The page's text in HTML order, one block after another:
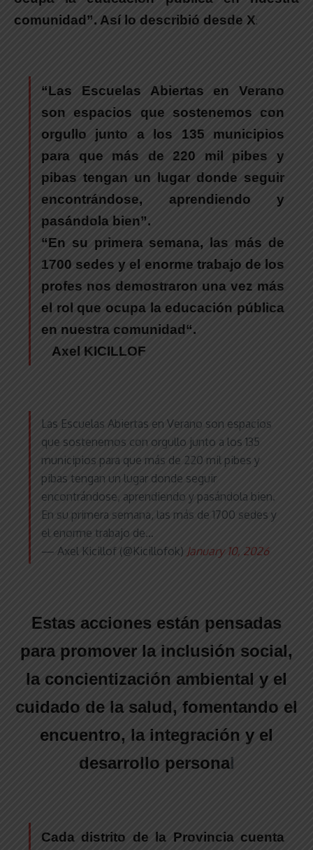
comunidad”. Así lo describió desde X:
“Las Escuelas Abiertas en Verano
son espacios que sostenemos con
orgullo junto a los 135 municipios
para que más de 220 mil pibes y
pibas tengan un lugar donde seguir
encontrándose, aprendiendo y
pasándola bien”.
“En su primera semana, las más de
1700 sedes y el enorme trabajo de los
profes nos demostraron una vez más
el rol que ocupa la educación pública
en nuestra comunidad“.
Axel KICILLOF
Las Escuelas Abiertas en Verano son espacios
que sostenemos con orgullo junto a los 135
municipios para que más de 220 mil pibes y
pibas tengan un lugar donde seguir
encontrándose, aprendiendo y pasándola bien.
En su primera semana, las más de 1700 sedes y
el enorme trabajo de…
— Axel Kicillof (@Kicillofok) January 10, 2026
Estas acciones están pensadas
para promover la inclusión social,
la concientización ambiental y el
cuidado de la salud, fomentando el
encuentro, la integración y el
desarrollo personal
Cada distrito de la Provincia cuenta